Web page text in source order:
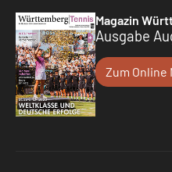
Magazin
Ausgabe
Zum Online